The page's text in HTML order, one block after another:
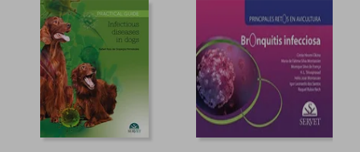
45% $ 50.55 45% $